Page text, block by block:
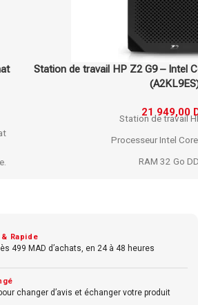
G9 – Intel Core i7-14700 – Boîtier noir
de travail HP Z2 G9
Intel Core i7-14700
avancée (USB-C, LAN, HDMI)
Windows 11 Pro
pour création et calcul intensif
Rapide
499 MAD d’achats, en 24 à 48 heures
changer d’avis et échanger votre produit